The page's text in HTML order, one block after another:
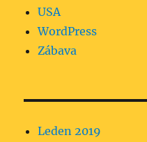
USA
WordPress
Zábava
Leden 2019